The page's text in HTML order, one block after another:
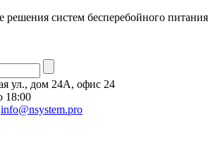
решения систем бесперебойного питания
ул., дом 24А, офис 24
18:00
info@nsystem.pro